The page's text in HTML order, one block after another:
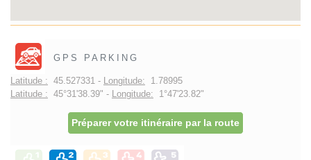
GPS PARKING
Latitude : 45.527331 - Longitude: 1.78995
Latitude : 45°31'38.39" - Longitude: 1°47'23.82"
Préparer votre itinéraire par la route